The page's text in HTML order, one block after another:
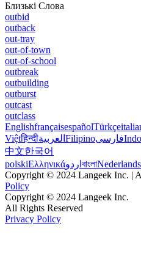
Близькі Слова
outbid
outback
out-tray
out-of-town
out-of-school
outbreak
outbuilding
outburst
outcast
outclass
EnglishfrançaisespañolTürkçe
Việtहिन्दीالعربية Filipinoفارسی
中文한국어
polskiΕλληνικάاردو বাংলাNederlands
Copyright © 2024 Langeek Inc. |
Policy
Copyright © 2024 Langeek Inc.
All Rights Reserved
Privacy Policy